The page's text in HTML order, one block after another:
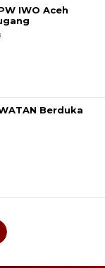
IWO Aceh
Berduka